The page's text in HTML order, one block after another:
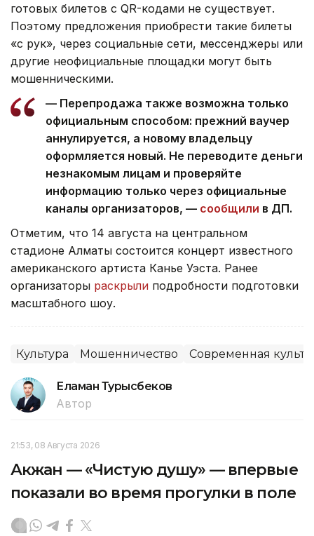
готовых билетов с QR-кодами не существует.
Поэтому предложения приобрести такие билеты
«с рук», через социальные сети, мессенджеры или
другие неофициальные площадки могут быть
мошенническими.
— Перепродажа также возможна только
официальным способом: прежний ваучер
аннулируется, а новому владельцу
оформляется новый. Не переводите деньги
незнакомым лицам и проверяйте
информацию только через официальные
каналы организаторов, — сообщили в ДП.
Отметим, что 14 августа на центральном
стадионе Алматы состоится концерт известного
американского артиста Канье Уэста. Ранее
организаторы раскрыли подробности подготовки
масштабного шоу.
Культура Мошенничество Современная
Еламан Турысбеков
Автор
21:53, 08 Августа 2026
Акжан — «Чистую душу» — впервые
показали во время прогулки в поле